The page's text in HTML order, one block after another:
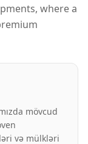
where a
mövcud
və mülkləri